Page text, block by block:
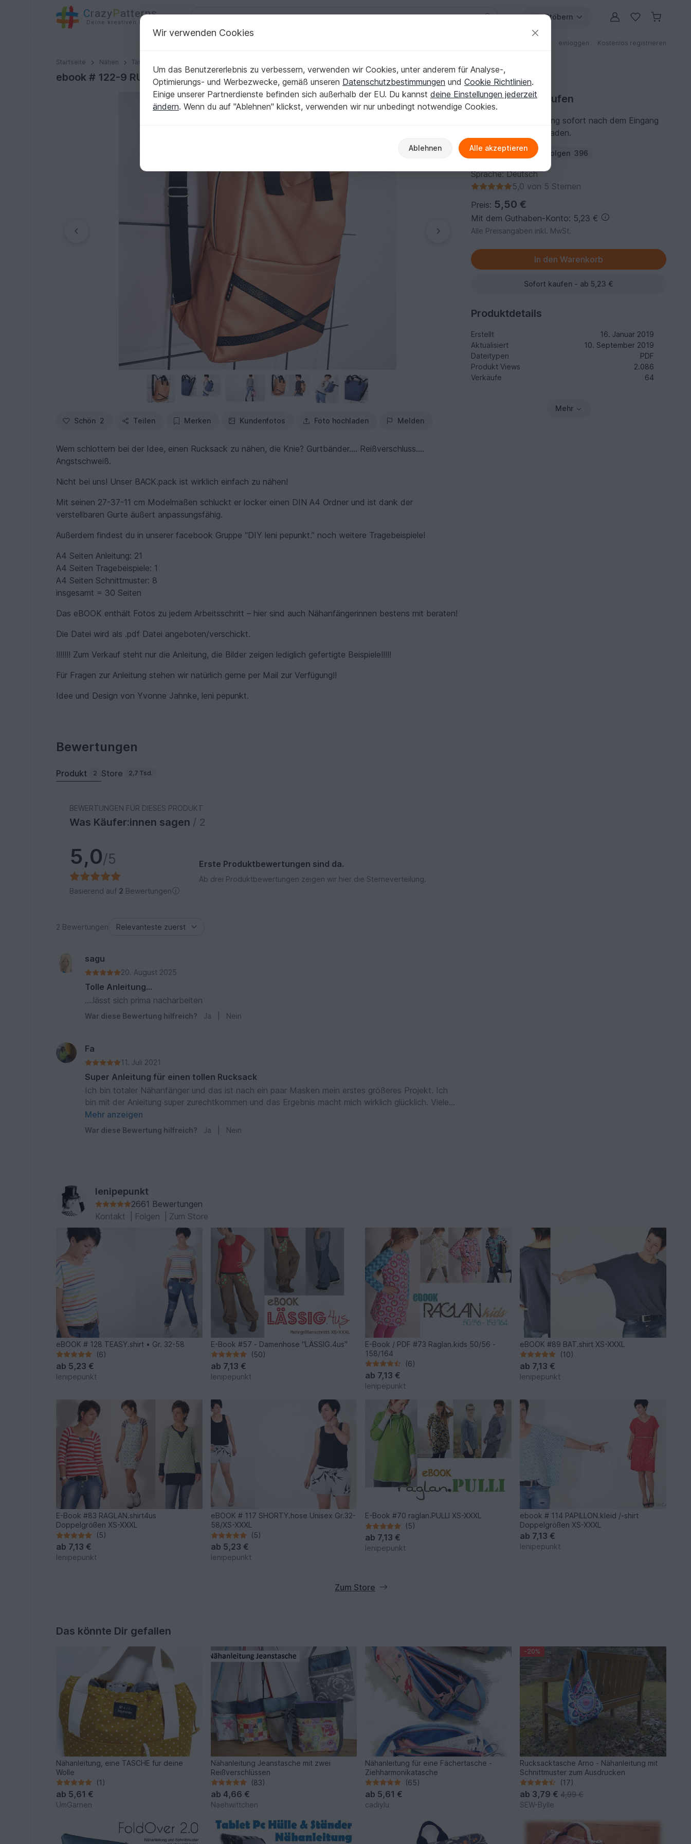
CrazyPatterns
Deine kreativen Ideen
Stöbern
einloggen Kostenlos registrieren
Startseite Nähen Taschen
ebook # 122-9 RUCK.sack
ebook # 122-9 RUCK.sack
Schön 2 Teilen Merken Kundenfotos Foto hochladen Melden
Wem schlottern bei der Idee, einen Rucksack zu nähen, die Knie? Gurtbänder…. Reißverschluss….
Angstschweiß.
Nicht bei uns! Unser BACK.pack ist wirklich einfach zu nähen!
Mit seinen 27-37-11 cm Modelmaßen schluckt er locker einen DIN A4 Ordner und ist dank der
verstellbaren Gurte äußert anpassungsfähig.
Außerdem findest du in unserer facebook Gruppe “DIY leni pepunkt.” noch weitere Tragebeispiele!
A4 Seiten Anleitung: 21
A4 Seiten Tragebeispiele: 1
A4 Seiten Schnittmuster: 8
insgesamt = 30 Seiten
Das eBOOK enthält Fotos zu jedem Arbeitsschritt – hier sind auch Nähanfängerinnen bestens mit beraten!
Die Datei wird als .pdf Datei angeboten/verschickt.
!!!!!!! Zum Verkauf steht nur die Anleitung, die Bilder zeigen lediglich gefertigte Beispiele!!!!!
Für Fragen zur Anleitung stehen wir natürlich gerne per Mail zur Verfügung!!
Idee und Design von Yvonne Jahnke, leni pepunkt.
Nähanleitung kaufen
Du kannst die Anleitung sofort nach dem Eingang
der Zahlung herunterladen.
Autor: lenipepunkt Folgen 396
Sprache: Deutsch
5,0 von 5 Sternen
Preis: 5,50 €
Mit dem Guthaben-Konto: 5,23 €
Alle Preisangaben inkl. MwSt.
Sofort kaufen - ab 5,23 €
Produktdetails
Erstellt
16. Januar 2019
Aktualisiert
10. September 2019
Dateitypen
PDF
Produkt Views
2.086
Verkäufe
64
Mehr
Bewertungen
Produkt 2 Store 2,7 Tsd.
BEWERTUNGEN FÜR DIESES PRODUKT
Was Käufer:innen sagen / 2
5,0/5
Basierend auf 2 Bewertungen
Erste Produktbewertungen sind da.
Ab drei Produktbewertungen zeigen wir hier die Sterneverteilung.
2 Bewertungen
sagu
20. August 2025
Tolle Anleitung...
....lässt sich prima nacharbeiten
War diese Bewertung hilfreich? Ja Nein
Fa
11. Juli 2021
Super Anleitung für einen tollen Rucksack
Ich bin totaler Nähanfänger und das ist nach ein paar Masken mein erstes größeres Projekt. Ich
bin mit der Anleitung super zurechtkommen und das Ergebnis macht mich wirklich glücklich. Vielen
Dank.
Mehr anzeigen
War diese Bewertung hilfreich? Ja Nein
lenipepunkt
2661 Bewertungen
Kontakt
Folgen Zum Store
eBOOK # 128 TEASY.shirt • Gr. 32-58
(6)
ab 5,23 €
lenipepunkt
E-Book #57 - Damenhose "LÄSSIG.4us"
(50)
ab 7,13 €
lenipepunkt
E-Book / PDF #73 Raglan.kids 50/56 -
158/164
(6)
ab 7,13 €
lenipepunkt
eBOOK #89 BAT.shirt XS-XXXL
(10)
ab 7,13 €
lenipepunkt
E-Book #83 RAGLAN.shirt4us
Doppelgrößen XS-XXXL
(5)
ab 7,13 €
lenipepunkt
eBOOK # 117 SHORTY.hose Unisex Gr.32-
58/XS-XXXL
(5)
ab 5,23 €
lenipepunkt
E-Book #70 raglan.PULLI XS-XXXL
(5)
ab 7,13 €
lenipepunkt
ebook # 114 PAPILLON.kleid /-shirt
Doppelgrößen XS-XXXL
ab 7,13 €
lenipepunkt
Zum Store
Das könnte Dir gefallen
Nähanleitung, eine TASCHE für deine
Wolle
(1)
ab 5,61 €
UmGarnen
Nähanleitung Jeanstasche mit zwei
Reißverschlüssen
(83)
ab 4,66 €
Naehwittchen
Nähanleitung für eine Fächertasche -
Ziehharmonikatasche
(65)
ab 5,61 €
cadiylu
-20%
Rucksacktasche Arno - Nähanleitung mit
Schnittmuster zum Ausdrucken
(17)
ab 3,79 €4,99 €
SEW-Bylle
Wir verwenden Cookies
Um das Benutzererlebnis zu verbessern, verwenden wir Cookies, unter anderem für Analyse-,
Optimierungs- und Werbezwecke, gemäß unseren Datenschutzbestimmungen und Cookie Richtlinien.
Einige unserer Partnerdienste befinden sich außerhalb der EU. Du kannst deine Einstellungen jederzeit
ändern. Wenn du auf "Ablehnen" klickst, verwenden wir nur unbedingt notwendige Cookies.
Ablehnen Alle akzeptieren